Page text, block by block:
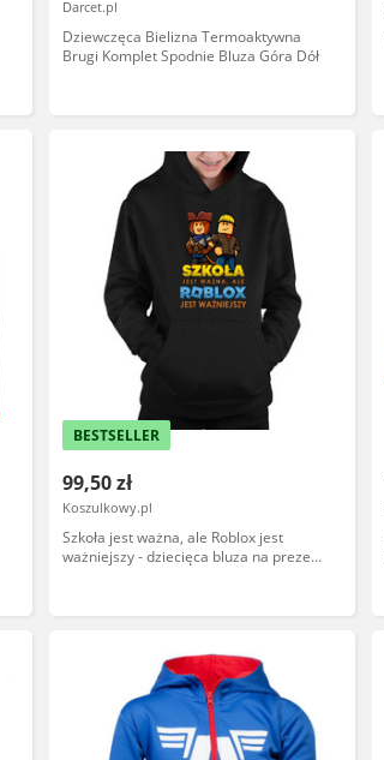
Darcet.pl
Dziewczęca Bielizna Termoaktywna
Brugi Komplet Spodnie Bluza Góra Dół
BESTSELLER
99,50 zł
Koszulkowy.pl
Szkoła jest ważna, ale Roblox jest
ważniejszy - dziecięca bluza na prezent